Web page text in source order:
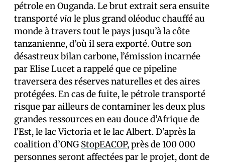
pétrole en Ouganda. Le brut extrait sera ensuite
transportévia le plus grand oléoduc chauffé au
monde à travers tout le pays jusqu’à la côte
tanzanienne, d’où il sera exporté. Outre son
désastreux bilan carbone, l’émission incarnée
par Elise Lucet a rappelé que ce pipeline
traversera des réserves naturelles et des aires
protégées. En cas de fuite, le pétrole transporté
risque par ailleurs de contaminer les deux plus
grandes ressources en eau douce d’Afrique de
l’Est, le lac Victoria et le lac Albert. D’après la
coalition d’ONG StopEACOP, près de 100 000
personnes seront affectées par le projet, dont de